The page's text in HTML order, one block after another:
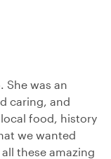
She was an
caring, and
food, history
we wanted
these amazing